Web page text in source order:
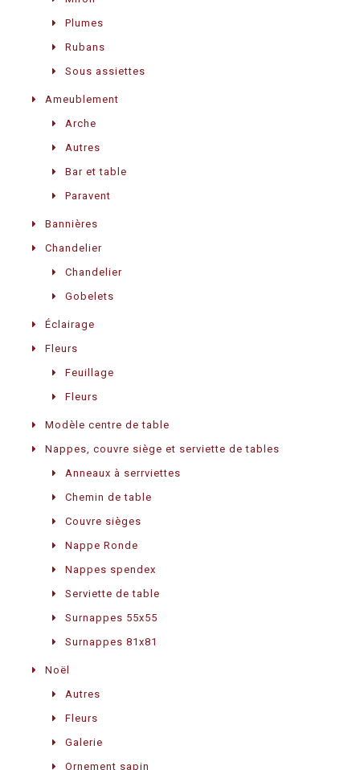
Plumes
Rubans
Sous assiettes
Ameublement
Arche
Autres
Bar et table
Paravent
Bannières
Chandelier
Chandelier
Gobelets
Éclairage
Fleurs
Feuillage
Fleurs
Modèle centre de table
Nappes, couvre siège et serviette de tables
Anneaux à serrviettes
Chemin de table
Couvre sièges
Nappe Ronde
Nappes spendex
Serviette de table
Surnappes 55x55
Surnappes 81x81
Noël
Autres
Fleurs
Galerie
Ornement sapin